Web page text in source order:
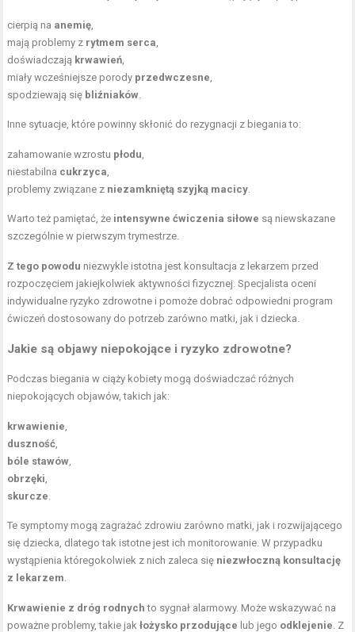
cierpią na anemię
mają problemy z rytmem serca
doświadczają krwawień
miały wcześniejsze porody przedwczesne
spodziewają się bliźniaków
Inne sytuacje, które powinny skłonić do rezygnacji z biegania to:
zahamowanie wzrostu płodu
niestabilna cukrzyca
problemy związane z niezamkniętą szyjką macicy
Warto też pamiętać, że intensywne ćwiczenia siłowe są niewskazane
szczególnie w pierwszym trymestrze.
Z tego powodu niezwykle istotna jest konsultacja z lekarzem przed
rozpoczęciem jakiejkolwiek aktywności fizycznej. Specjalista oceni
indywidualne ryzyko zdrowotne i pomoże dobrać odpowiedni program
ćwiczeń dostosowany do potrzeb zarówno matki, jak i dziecka.
Jakie są objawy niepokojące i ryzyko zdrowotne?
Podczas biegania w ciąży kobiety mogą doświadczać różnych
niepokojących objawów, takich jak:
krwawienie
duszność
bóle stawów
obrzęki
skurcze
Te symptomy mogą zagrażać zdrowiu zarówno matki, jak i rozwijającego
się dziecka, dlatego tak istotne jest ich monitorowanie. W przypadku
wystąpienia któregokolwiek z nich zaleca się niezwłoczną konsultację
z lekarzem
Krwawienie z dróg rodnych to sygnał alarmowy. Może wskazywać na
poważne problemy, takie jakłożysko przodujące lub jego odklejenie . Z